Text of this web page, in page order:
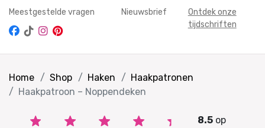
Meestgestelde vragen Nieuwsbrief
Ontdek onze
tijdschriften
Home Shop Haken
Haakpatronen
Haakpatroon – Noppendeken
8.5op